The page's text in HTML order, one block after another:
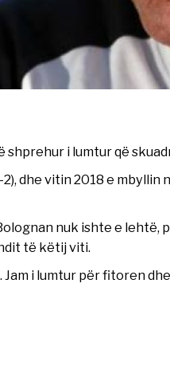
i lumtur që
dhe vitin 2018 e
nuk ishte e lehtë,
të këtij viti.
i lumtur për fitoren